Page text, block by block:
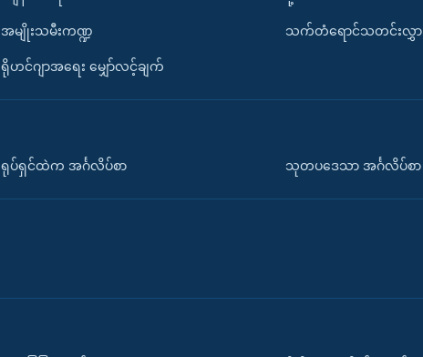
အမျိုးသမီးကဏ္ဍ
ရိုဟင်ဂျာအရေး မျှော်လင့်ချက်
သက်တံရောင်သတင်းလွှာ
ရုပ်ရှင်ထဲက အင်္ဂလိပ်စာ သုတပဒေသာ အင်္ဂလိပ်စာ